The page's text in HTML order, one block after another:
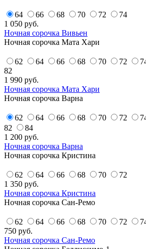
64 66 68 70 72
74
1 050 руб.
Ночная сорочка Вивьен
Ночная сорочка Мата Хари
62 64 66 68 70 72
82
1 990 руб.
Ночная сорочка Мата Хари
Ночная сорочка Варна
62 64 66 68 70 72
82
84
1 200 руб.
Ночная сорочка Варна
Ночная сорочка Кристина
62 64 66 68 70
72
1 350 руб.
Ночная сорочка Кристина
Ночная сорочка Сан-Ремо
62 64 66 68 70 72
750 руб.
Ночная сорочка Сан-Ремо